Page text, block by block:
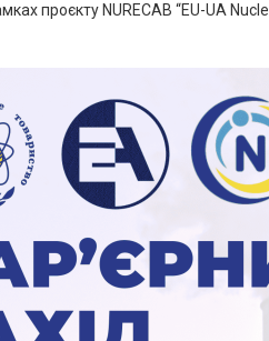
проєкту NURECAB “EU-UA